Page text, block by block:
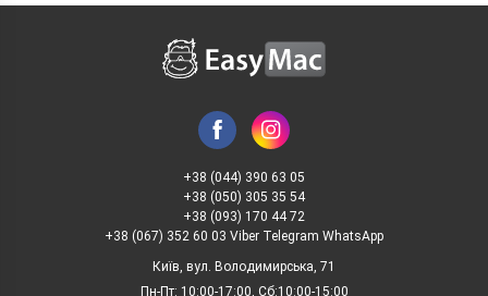
+38 (044) 390 63 05
+38 (050) 305 35 54
+38 (093) 170 44 72
+38 (067) 352 60 03 Viber Telegram WhatsApp
Київ, вул. Володимирська, 71
Пн-Пт: 10:00-17:00, Сб:10:00-15:00